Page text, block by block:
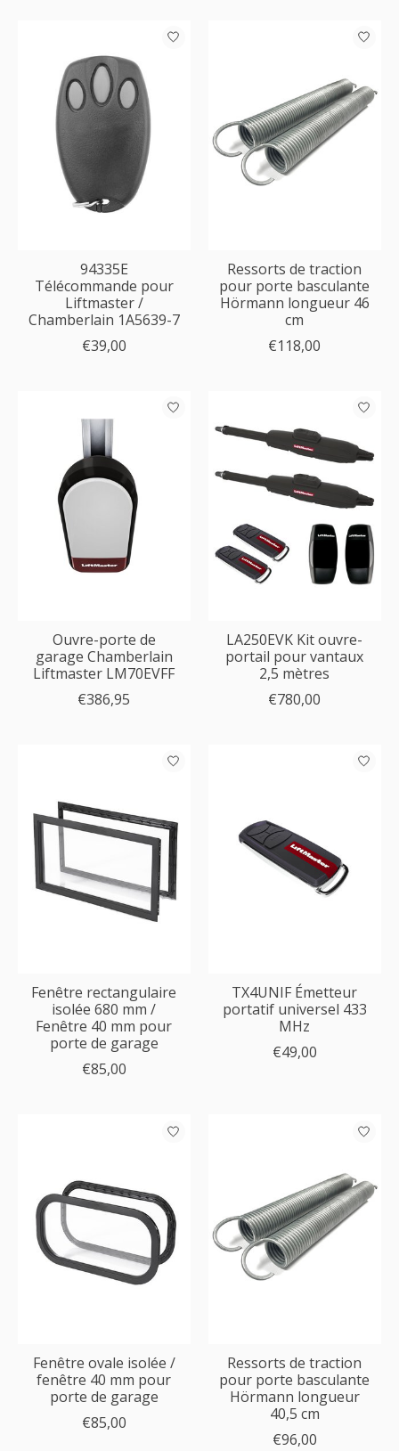
94335E
Télécommande pour
Liftmaster /
Chamberlain 1A5639-7
€39,00
Ressorts de traction
pour porte basculante
Hörmann longueur 46
cm
€118,00
Ouvre-porte de
garage Chamberlain
Liftmaster LM70EVFF
€386,95
LA250EVK Kit ouvre-
portail pour vantaux
2,5 mètres
€780,00
Fenêtre rectangulaire
isolée 680 mm /
Fenêtre 40 mm pour
porte de garage
€85,00
TX4UNIF Émetteur
portatif universel 433
MHz
€49,00
Fenêtre ovale isolée /
fenêtre 40 mm pour
porte de garage
€85,00
Ressorts de traction
pour porte basculante
Hörmann longueur
40,5 cm
€96,00